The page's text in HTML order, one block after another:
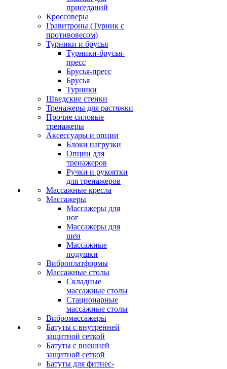
приседаний
Кроссоверы
Гравитроны (Турник с
противовесом)
Турники и брусья
Турники-брусья-
пресс
Брусья-пресс
Брусья
Турники
Шведские стенки
Тренажеры для растяжки
Прочие силовые
тренажеры
Аксессуары и опции
Блоки нагрузки
Опции для
тренажеров
Ручки и рукоятки
для тренажеров
Массажные кресла
Массажеры
Массажеры для
ног
Массажеры для
шеи
Массажные
подушки
Виброплатформы
Массажные столы
Складные
массажные столы
Стационарные
массажные столы
Вибромассажеры
Батуты с внутренней
защитной сеткой
Батуты с внешней
защитной сеткой
Батуты для фитнес-